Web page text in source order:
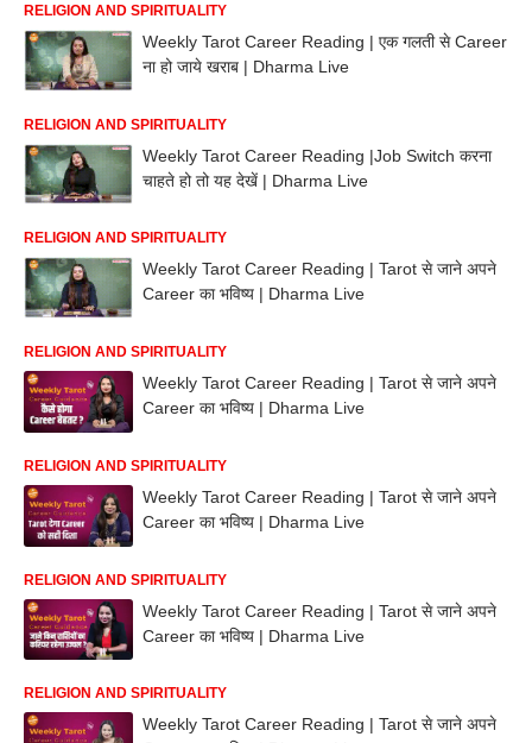
RELIGION AND SPIRITUALITY
Weekly Tarot Career Reading | एक गलती से Career
ना हो जाये खराब | Dharma Live
RELIGION AND SPIRITUALITY
Weekly Tarot Career Reading |Job Switch करना
चाहते हो तो यह देखें | Dharma Live
RELIGION AND SPIRITUALITY
Weekly Tarot Career Reading | Tarot से जाने अपने
Career का भविष्य | Dharma Live
RELIGION AND SPIRITUALITY
Weekly Tarot Career Reading | Tarot से जाने अपने
Career का भविष्य | Dharma Live
RELIGION AND SPIRITUALITY
Weekly Tarot Career Reading | Tarot से जाने अपने
Career का भविष्य | Dharma Live
RELIGION AND SPIRITUALITY
Weekly Tarot Career Reading | Tarot से जाने अपने
Career का भविष्य | Dharma Live
RELIGION AND SPIRITUALITY
Weekly Tarot Career Reading | Tarot से जाने अपने